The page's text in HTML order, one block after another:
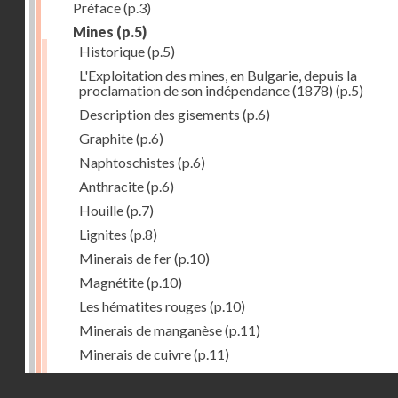
Préface(p.3)
Mines (p.5)
Historique(p.5)
L'Exploitation des mines, en Bulgarie, depuis la
proclamation de son indépendance (1878) (p.5)
Description des gisements (p.6)
Graphite(p.6)
Naphtoschistes (p.6)
Anthracite(p.6)
Houille(p.7)
Lignites (p.8)
Minerais de fer(p.10)
Magnétite(p.10)
Les hématites rouges (p.10)
Minerais de manganèse(p.11)
Minerais de cuivre(p.11)
Minerais de plomb(p.12)